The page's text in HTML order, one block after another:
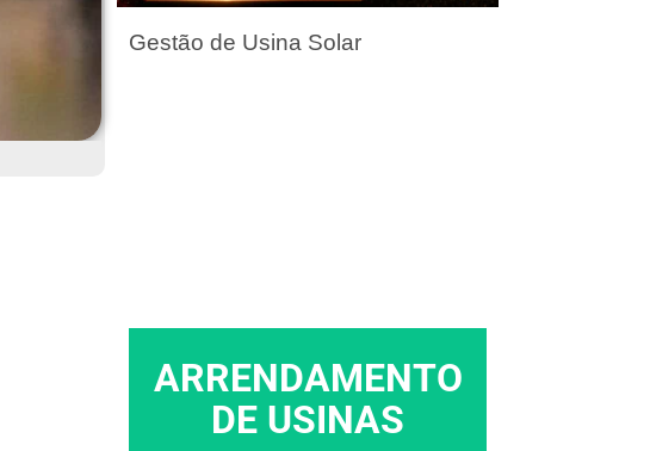
Gestão de Usina Solar
ARRENDAMENTO
DE USINAS